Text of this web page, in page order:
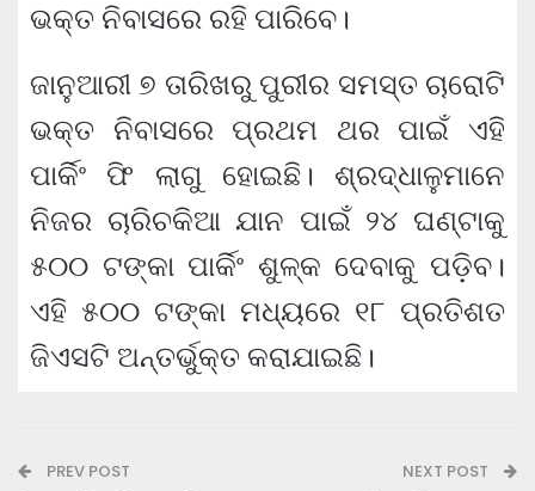
ଭକ୍ତ ନିବାସରେ ରହି ପାରିବେ।
ଜାନୁଆରୀ ୭ ତାରିଖରୁ ପୁରୀର ସମସ୍ତ ଚାରୋଟି
ଭକ୍ତ ନିବାସରେ ପ୍ରଥମ ଥର ପାଇଁ ଏହି
ପାର୍କିଂ ଫି ଲାଗୁ ହୋଇଛି। ଶ୍ରଦ୍ଧାଳୁମାନେ
ନିଜର ଚାରିଚକିଆ ଯାନ ପାଇଁ ୨୪ ଘଣ୍ଟାକୁ
୫୦୦ ଟଙ୍କା ପାର୍କିଂ ଶୁଳ୍କ ଦେବାକୁ ପଡ଼ିବ।
ଏହି ୫୦୦ ଟଙ୍କା ମଧ୍ୟରେ ୧୮ ପ୍ରତିଶତ
ଜିଏସଟି ଅନ୍ତର୍ଭୁକ୍ତ କରାଯାଇଛି।
PREV POST NEXT POST